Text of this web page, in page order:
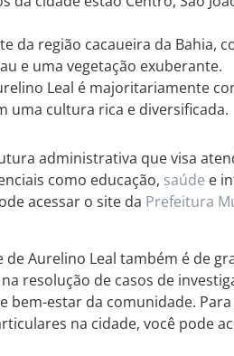
da região cacaueira da Bahia,
e uma vegetação exuberante.
Leal é majoritariamente
uma cultura rica e diversificada.
administrativa que visa
como educação, saúde e
acessar o site da Prefeitura
Aurelino Leal também é de
resolução de casos de
estar da comunidade. Para
na cidade, você pode